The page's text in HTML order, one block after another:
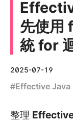
先使用
統 for
2025-07-19
#Effective Java
整理